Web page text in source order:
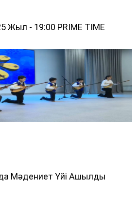
Жыл - 19:00 PRIME TIME
Мәдениет Үйі Ашылды